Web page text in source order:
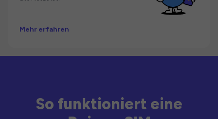
Mehr erfahren
So funktioniert eine